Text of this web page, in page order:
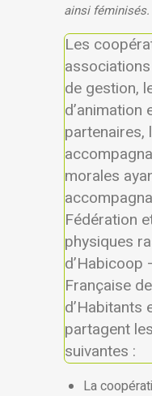
ainsi féminisés.
Les
de gestion,
d’animation
partenaires,
morales
Fédération
physiques
d’Habicoop
Française
d’Habitants
partagent
suivantes :
La